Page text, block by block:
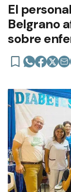
El
Belgrano
sobre